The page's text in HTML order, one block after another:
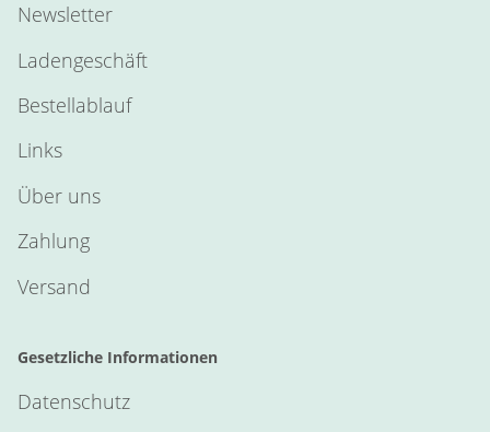
Newsletter
Ladengeschäft
Bestellablauf
Links
Über uns
Zahlung
Versand
Gesetzliche Informationen
Datenschutz